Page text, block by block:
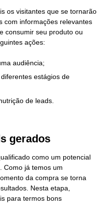
os visitantes que se tornarão
com informações relevantes
consumir seu produto ou
ações:
audiência;
estágios de
de leads.
gerados
como um potencial
Como já temos um
da compra se torna
Nesta etapa,
para termos bons